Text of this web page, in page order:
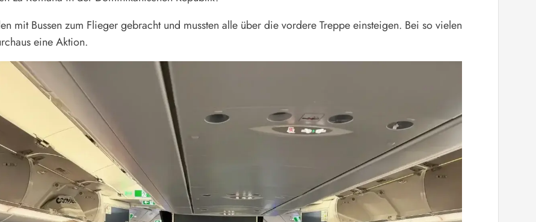
mit Bussen zum Flieger gebracht und mussten alle über die vordere Treppe einsteigen. Bei so vielen
eine Aktion.